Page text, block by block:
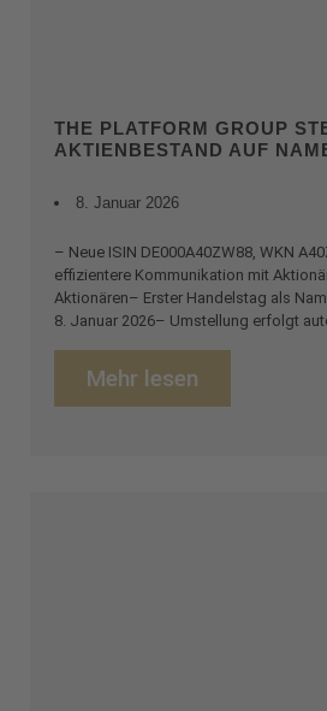
THE PLATFORM GROUP
AKTIENBESTAND AUF
8. Januar 2026
– Neue ISIN DE000A40ZW88, WKN
effizientere Kommunikation mit
Aktionären– Erster Handelstag als
8. Januar 2026– Umstellung erfolgt
Mehr lesen